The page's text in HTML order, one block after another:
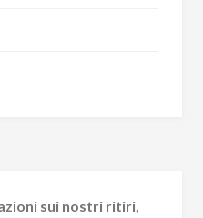
sui nostri ritiri,